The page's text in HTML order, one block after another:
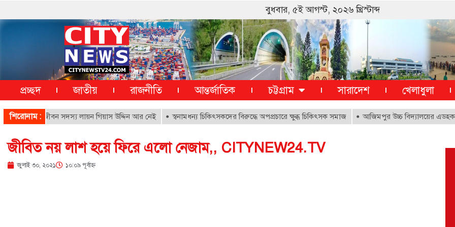
বুধবার, ৫ই আগস্ট, ২০২৬ খ্রিস্টাব্দ
প্রচ্ছদ জাতীয় রাজনীতি আন্তর্জাতিক চট্টগ্রাম সারাদেশ খেলাধুলা
শিরোনাম :
আজীবন সদস্য লায়ন গিয়াস উদ্দিন আর নেই স্বনামধন্য চিকিৎসকদের বিরুদ্ধে অপপ্রচারে ক্ষুব্ধ চিকিৎসক সমাজ আজিমপুর উচ্চ বিদ্যালয়ের এডহক
জী‌বিত নয় লাশ হ‌য়ে ফি‌রে এ‌লো নেজাম,, CITYNEW24.TV
জুলাই ৩০, ২০২১ ১০:০৯ পূর্বাহ্ণ